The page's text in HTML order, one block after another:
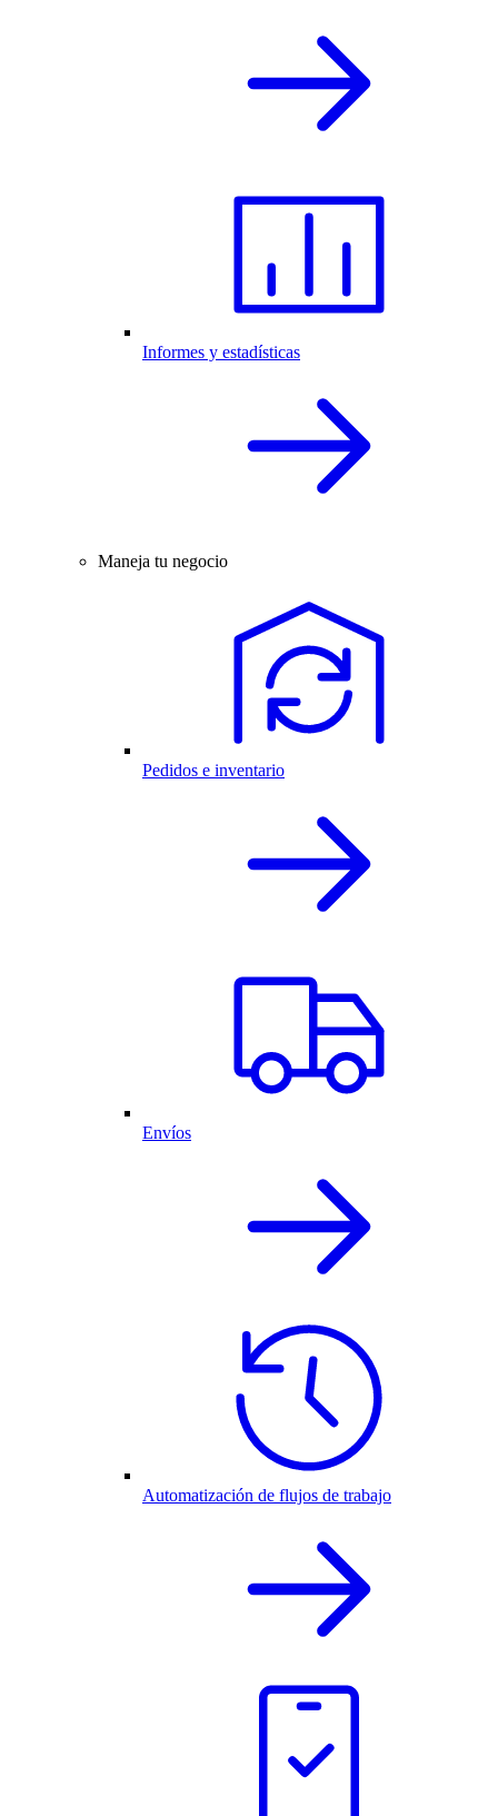
Informes y estadísticas
Maneja tu negocio
Pedidos e inventario
Envíos
Automatización de flujos de trabajo